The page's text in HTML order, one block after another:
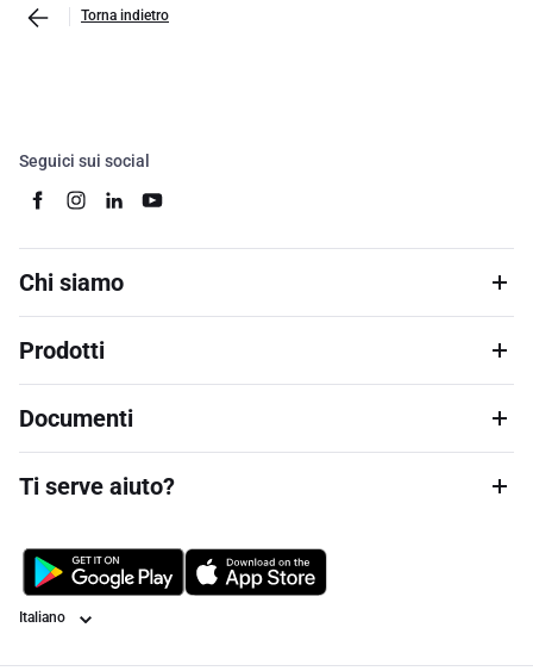
Torna indietro
Seguici sui social
Chi siamo
Prodotti
Documenti
Ti serve aiuto?
Lingua